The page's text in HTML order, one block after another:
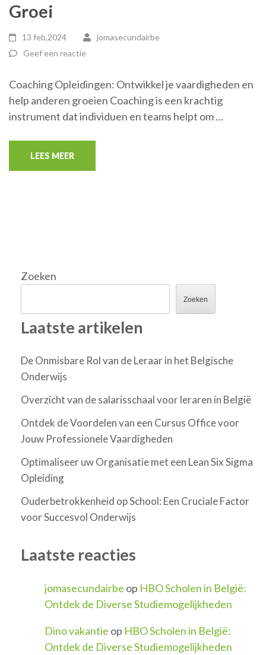
Groei
13 feb,2024
jomasecundairbe
Geef een reactie
Coaching Opleidingen: Ontwikkel je vaardigheden en
help anderen groeien Coaching is een krachtig
instrument dat individuen en teams helpt om …
LEES MEER
Zoeken
Zoeken
Laatste artikelen
De Onmisbare Rol van de Leraar in het Belgische
Onderwijs
Overzicht van de salarisschaal voor leraren in België
Ontdek de Voordelen van een Cursus Office voor
Jouw Professionele Vaardigheden
Optimaliseer uw Organisatie met een Lean Six Sigma
Opleiding
Ouderbetrokkenheid op School: Een Cruciale Factor
voor Succesvol Onderwijs
Laatste reacties
jomasecundairbe op HBO Scholen in België:
Ontdek de Diverse Studiemogelijkheden
Dino vakantie op HBO Scholen in België:
Ontdek de Diverse Studiemogelijkheden